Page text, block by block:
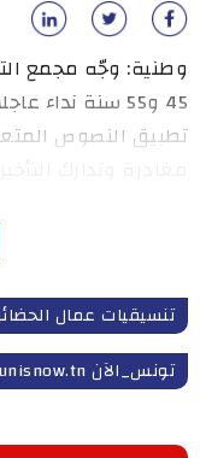
وطنية: وجّه مجمع
45 و55 سنة
تطبيق النصوص
تنسيقيات عمال
تونس_الآن tunisnow.tn